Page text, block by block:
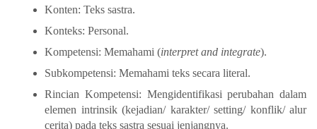
Konten: Teks sastra.
Konteks: Personal.
Kompetensi: Memahami (interpret and integrate).
Subkompetensi: Memahami teks secara literal.
Rincian Kompetensi: Mengidentifikasi perubahan dalam
elemen intrinsik (kejadian/ karakter/ setting/ konflik/ alur
cerita) pada teks sastra sesuai jenjangnya.